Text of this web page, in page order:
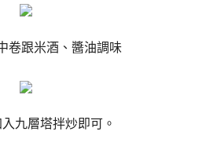
卷跟米酒、醬油調味
九層塔拌炒即可。